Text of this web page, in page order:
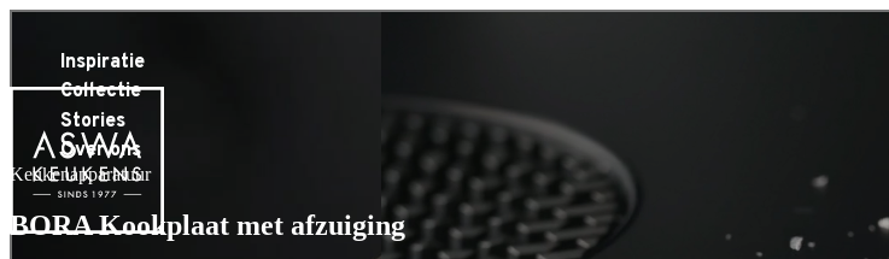
Inspiratie
Collectie
Stories
Over ons
Keukenapparatuur
BORA Kookplaat met afzuiging